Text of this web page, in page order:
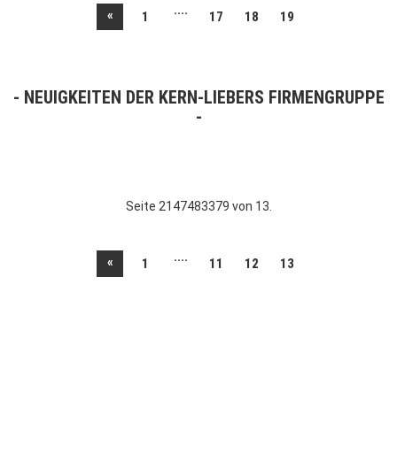
« 1 .... 17 18 19
NEUIGKEITEN DER KERN-LIEBERS FIRMENGRUPPE
Seite 2147483379 von 13.
« 1 .... 11 12 13